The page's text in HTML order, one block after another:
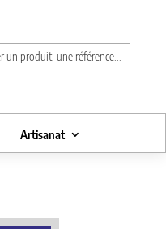
un produit, une référence...
Artisanat